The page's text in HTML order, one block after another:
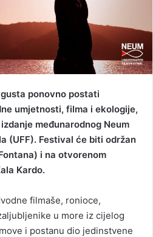
ponovno postati
umjetnosti, filma i ekologije,
međunarodnog Neum
(UFF). Festival će biti održan
i na otvorenom
Kardo.
filmaše, ronioce,
u more iz cijelog
i postanu dio jedinstvene